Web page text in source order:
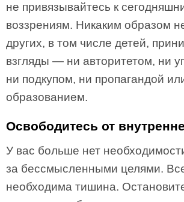
не привязывайтесь к
воззрениям. Никаким образом
других, в том числе детей,
взгляды — ни авторитетом, ни
ни подкупом, ни пропагандой
образованием.
Освободитесь от
У вас больше нет
за бессмысленными целями.
необходима тишина.